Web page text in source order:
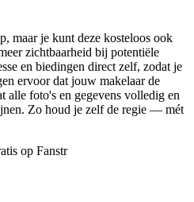
maar je kunt deze kosteloos ook
zichtbaarheid bij potentiële
en biedingen direct zelf, zodat je
ervoor dat jouw makelaar de
alle foto's en gegevens volledig en
Zo houd je zelf de regie — mét
op Fanstr